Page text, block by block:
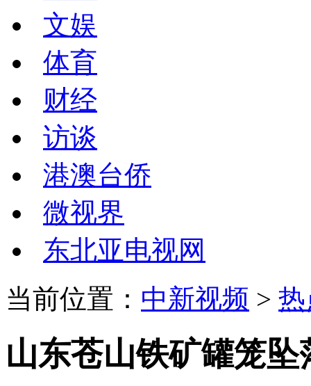
文娱
体育
财经
访谈
港澳台侨
微视界
东北亚电视网
当前位置： 中新视频 >
山东苍山铁矿罐笼